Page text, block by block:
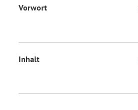
Vorwort
Inhalt